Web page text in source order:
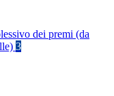
dei premi (da
3